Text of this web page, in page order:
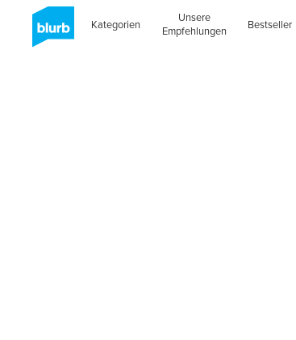
Kategorien
Unsere
Empfehlungen
Bestseller